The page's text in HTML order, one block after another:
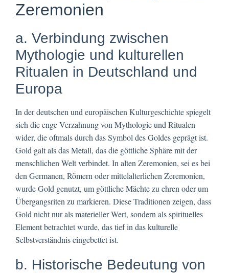
Zeremonien
a. Verbindung zwischen
Mythologie und kulturellen
Ritualen in Deutschland und
Europa
In der deutschen und europäischen Kulturgeschichte spiegelt
sich die enge Verzahnung von Mythologie und Ritualen
wider, die oftmals durch das Symbol des Goldes geprägt ist.
Gold galt als das Metall, das die göttliche Sphäre mit der
menschlichen Welt verbindet. In alten Zeremonien, sei es bei
den Germanen, Römern oder mittelalterlichen Zeremonien,
wurde Gold genutzt, um göttliche Mächte zu ehren oder um
Übergangsriten zu markieren. Diese Traditionen zeigen, dass
Gold nicht nur als materieller Wert, sondern als spirituelles
Element betrachtet wurde, das tief in das kulturelle
Selbstverständnis eingebettet ist.
b. Historische Bedeutung von